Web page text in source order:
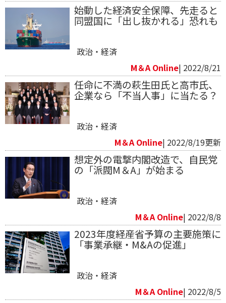
始動した経済安全保障、先走ると
同盟国に「出し抜かれる」恐れも
政治・経済
M＆A Online| 2022/8/21
任命に不満の萩生田氏と高市氏、
企業なら「不当人事」に当たる？
政治・経済
M＆A Online| 2022/8/19更新
想定外の電撃内閣改造で、自民党
の「派閥M＆A」が始まる
政治・経済
M＆A Online| 2022/8/8
2023年度経産省予算の主要施策に
「事業承継・M&Aの促進」
政治・経済
M＆A Online| 2022/8/5